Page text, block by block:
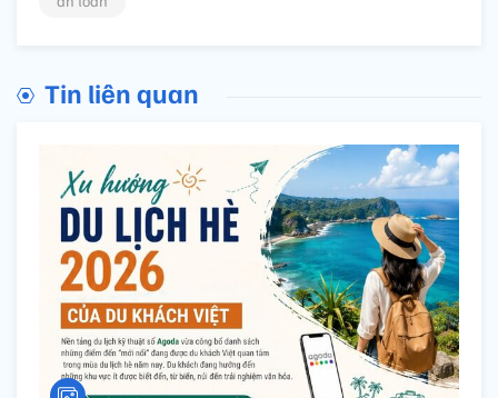
Tin liên quan